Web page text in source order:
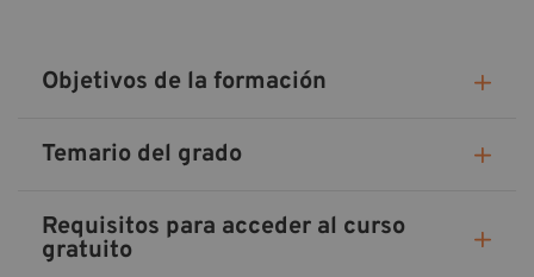
Objetivos de la formación
Temario del grado
Requisitos para acceder al curso
gratuito